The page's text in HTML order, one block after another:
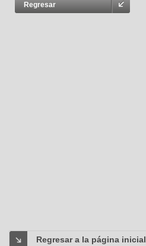
Regresar
Regresar a la página inicial